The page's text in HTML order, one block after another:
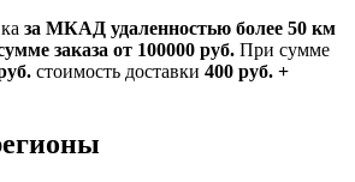
за МКАД удаленностью более 50 км
заказа от 100000 руб. При сумме
стоимость доставки 400 руб. +